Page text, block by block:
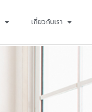
เกี่ยวกับเรา